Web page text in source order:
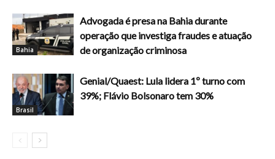
Bahia
Advogada é presa na Bahia durante
operação que investiga fraudes e atuação
de organização criminosa
Brasil
Genial/Quaest: Lula lidera 1º turno com
39%; Flávio Bolsonaro tem 30%